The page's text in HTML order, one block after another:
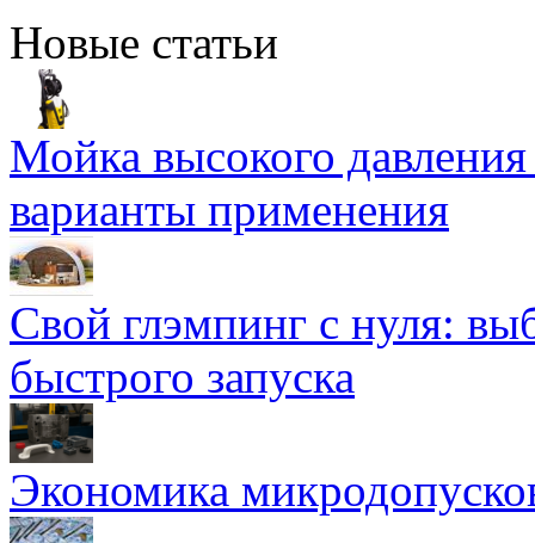
Новые статьи
Мойка высокого
варианты применения
Свой глэмпинг с нуля:
быстрого запуска
Экономика